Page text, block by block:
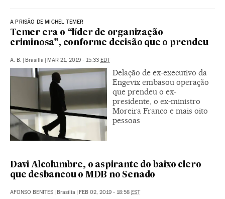
A PRISÃO DE MICHEL TEMER
Temer era o “líder de organização
criminosa”, conforme decisão que o prendeu
A. B. | Brasília | MAR 21, 2019 - 15:33 EDT
Delação de ex-executivo da
Engevix embasou operação
que prendeu o ex-
presidente, o ex-ministro
Moreira Franco e mais oito
pessoas
Davi Alcolumbre, o aspirante do baixo clero
que desbancou o MDB no Senado
AFONSO BENITES | Brasília | FEB 02, 2019 - 18:58 EST